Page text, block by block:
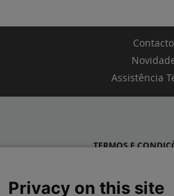
Assistência
TERMOS E
Privacy on this site